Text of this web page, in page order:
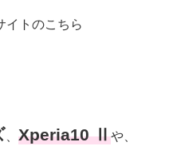
イトのこちら
、 Xperia10 Ⅱや、